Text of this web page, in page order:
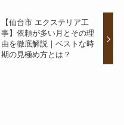
【仙台市 エクステリア工
事】依頼が多い月とその理
由を徹底解説｜ベストな時
期の見極め方とは？